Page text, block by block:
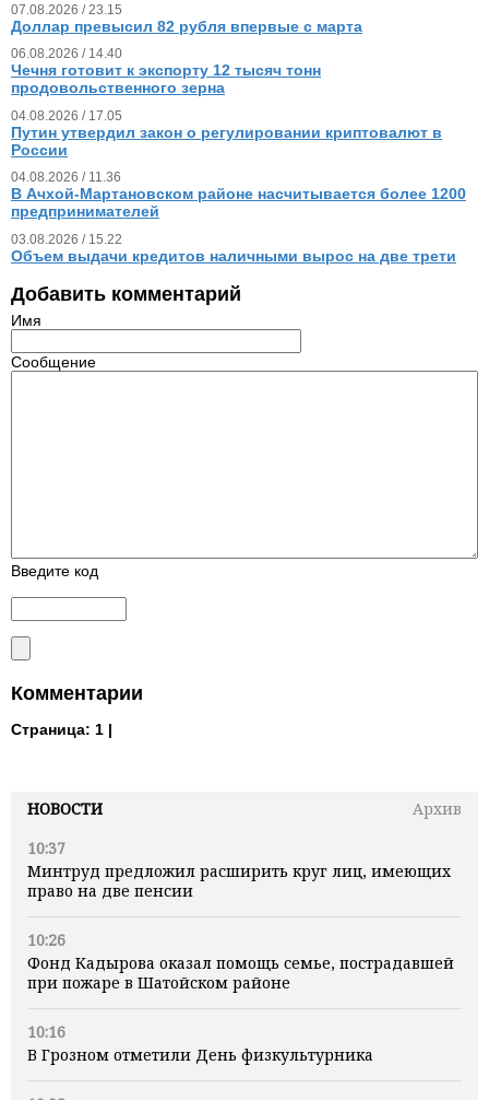
НОВОСТИ
Архив
10:37
Минтруд предложил расширить круг лиц, имеющих
право на две пенсии
10:26
Фонд Кадырова оказал помощь семье, пострадавшей
при пожаре в Шатойском районе
10:16
В Грозном отметили День физкультурника
07.08.2026 / 23.15
Доллар превысил 82 рубля впервые с марта
06.08.2026 / 14.40
Чечня готовит к экспорту 12 тысяч тонн
продовольственного зерна
04.08.2026 / 17.05
Путин утвердил закон о регулировании криптовалют в
России
04.08.2026 / 11.36
В Ачхой-Мартановском районе насчитывается более 1200
предпринимателей
03.08.2026 / 15.22
Объем выдачи кредитов наличными вырос на две трети
Добавить комментарий
Имя
Сообщение
Введите код
Комментарии
Страница: 1 |